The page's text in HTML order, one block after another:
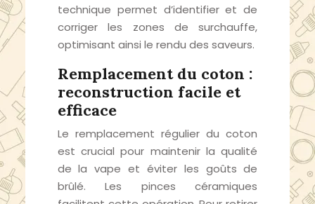
technique permet d’identifier et de
corriger les zones de surchauffe,
optimisant ainsi le rendu des saveurs.
Remplacement du coton :
reconstruction facile et
efficace
Le remplacement régulier du coton
est crucial pour maintenir la qualité
de la vape et éviter les goûts de
brûlé. Les pinces céramiques